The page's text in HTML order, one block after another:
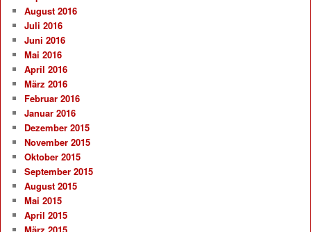
August 2016
Juli 2016
Juni 2016
Mai 2016
April 2016
März 2016
Februar 2016
Januar 2016
Dezember 2015
November 2015
Oktober 2015
September 2015
August 2015
Mai 2015
April 2015